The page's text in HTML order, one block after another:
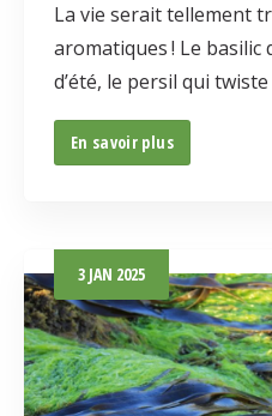
La vie serait tellement
aromatiques ! Le
d’été, le persil qui
En savoir plus
3 JAN 2025